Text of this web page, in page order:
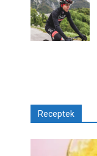
Receptek